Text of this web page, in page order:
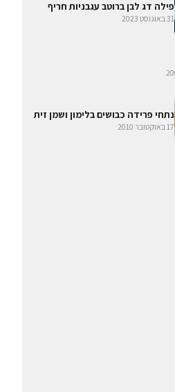
פילה דג לבן ברוטב עגבניות חריף
31 באוגוסט 2023
נתחי פרידה כבושים בלימון ושמן זית
17 באוקטובר 2010